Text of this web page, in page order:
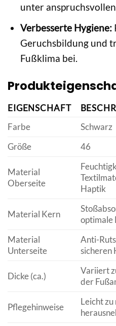
unter
Verbesserte Hygiene:
Geruchsbildung und
Fußklima bei.
EIGENSCHAFT
Farbe
Schwarz
Größe
46
Material
Oberseite
Haptik
Material Kern
optimale
Material
Unterseite
Anti-
sicheren
Dicke (ca.)
Variiert
der
Pflegehinweise
Leicht